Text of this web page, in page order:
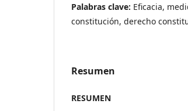
Palabras clave: Eficacia,
constitución, derecho
Resumen
RESUMEN